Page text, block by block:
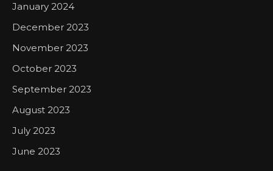
January 2024
December 2023
November 2023
October 2023
September 2023
August 2023
July 2023
June 2023